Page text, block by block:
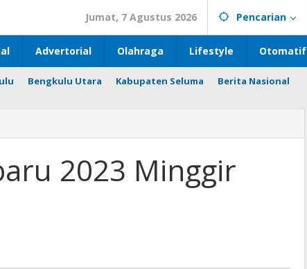
Jumat, 7 Agustus 2026 Pencarian
Advertorial Olahraga Lifestyle Otomatif
Bengkulu Utara Kabupaten Seluma Berita Nasional
2023 Minggir